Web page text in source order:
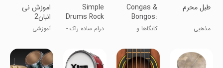
‏‏طبل محرم
مذهبی
Congas &
Bongos:
percussions
کانگاها و
سازهای کوبه‌ای
Simple
Drums Rock
- Drum Set
درام ساده راک -
اموزش نی
انبان2
آموزشی